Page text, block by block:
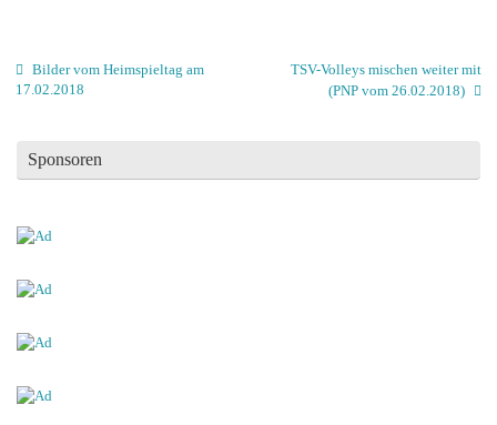
Bilder vom Heimspieltag am
17.02.2018
TSV-Volleys mischen weiter mit
(PNP vom 26.02.2018)
Sponsoren